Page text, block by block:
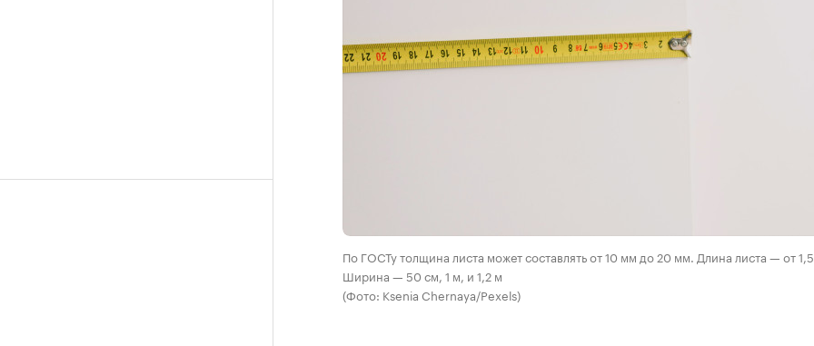
По ГОСТу толщина листа может составлять от 10 мм до 20 мм. Длина листа — от
Ширина — 50 см, 1 м, и 1,2 м
(Фото: Ksenia Chernaya/Pexels)